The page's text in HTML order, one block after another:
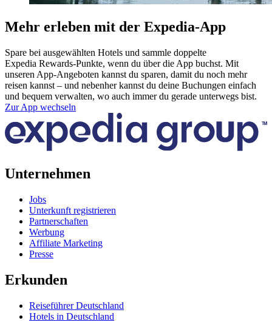
Mehr erleben mit der Expedia-App
Spare bei ausgewählten Hotels und sammle doppelte
Expedia Rewards-Punkte, wenn du über die App buchst. Mit
unseren App-Angeboten kannst du sparen, damit du noch mehr
reisen kannst – und nebenher kannst du deine Buchungen einfach
und bequem verwalten, wo auch immer du gerade unterwegs bist.
Zur App wechseln
Unternehmen
Jobs
Unterkunft registrieren
Partnerschaften
Werbung
Affiliate Marketing
Presse
Erkunden
Reiseführer Deutschland
Hotels in Deutschland